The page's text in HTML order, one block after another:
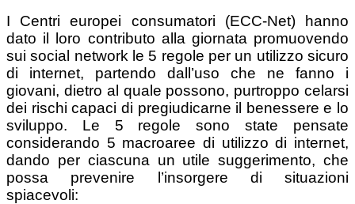
I Centri europei consumatori (ECC-Net) hanno
dato il loro contributo alla giornata promuovendo
sui social network le 5 regole per un utilizzo sicuro
di internet, partendo dall’uso che ne fanno i
giovani, dietro al quale possono, purtroppo celarsi
dei rischi capaci di pregiudicarne il benessere e lo
sviluppo. Le 5 regole sono state pensate
considerando 5 macroaree di utilizzo di internet,
dando per ciascuna un utile suggerimento, che
possa prevenire l’insorgere di situazioni
spiacevoli: